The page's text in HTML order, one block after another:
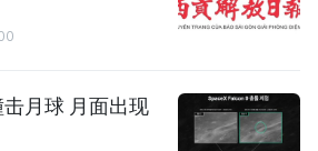
月球 月面出现